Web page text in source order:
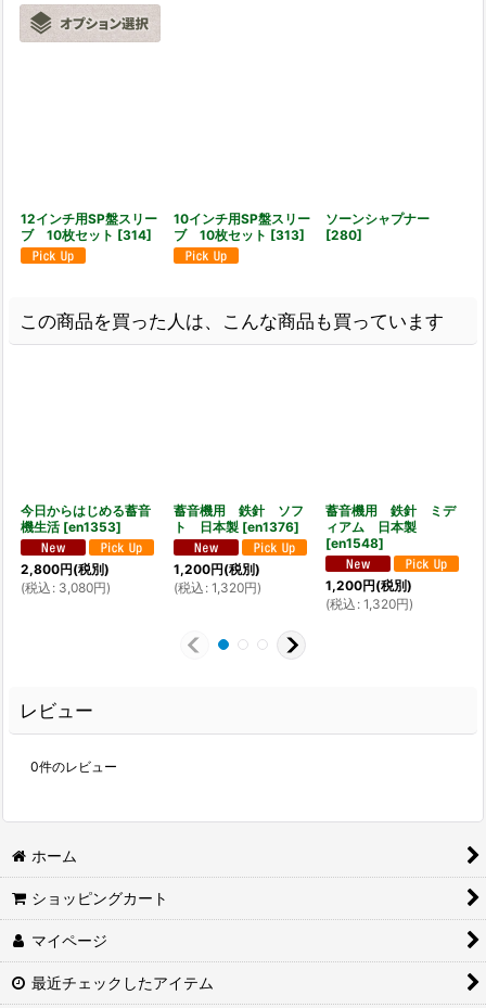
12インチ用SP盤スリー
ブ 10枚セット [314]
10インチ用SP盤スリー
ブ 10枚セット [313]
ソーンシャプナー
[280]
この商品を買った人は、こんな商品も買っています
今日からはじめる蓄音
機生活 [en1353]
2,800円(税別)
(税込 : 3,080円)
蓄音機用 鉄針 ソフ
ト 日本製 [en1376]
1,200円(税別)
(税込 : 1,320円)
蓄音機用 鉄針 ミデ
ィアム 日本製
[en1548]
1,200円(税別)
(税込 : 1,320円)
レビュー
0件のレビュー
ホーム
ショッピングカート
マイページ
最近チェックしたアイテム